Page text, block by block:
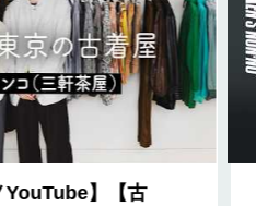
YouTube】【古